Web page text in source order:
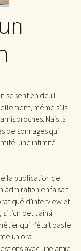
se sent en deuil
même s’ils
proches. Mais la
personnages qui
une intimité
la publication de
admiration en faisait
d’interview et
l’on peut ainsi
qui n’était pas le
un oral
avec une amie